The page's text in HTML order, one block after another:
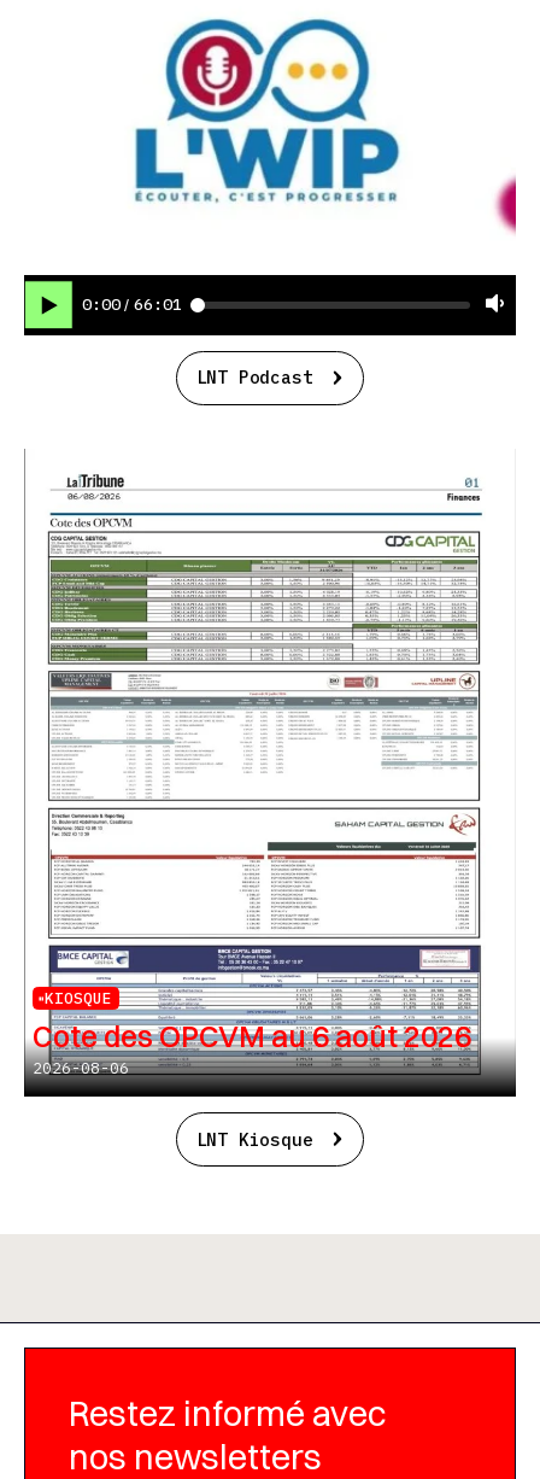
0:00 / 66:01
LNT Podcast
KIOSQUE
Cote des OPCVM au 6 août 2026
2026-08-06
LNT Kiosque
Restez informé avec
nos newsletters